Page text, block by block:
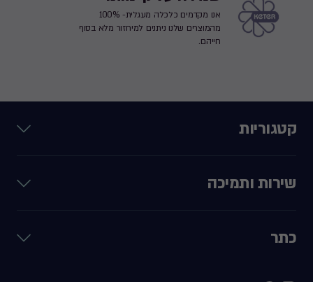
אנו מקדמים כלכלה מעגלית- 100%
מהמוצרים שלנו ניתנים למיחזור מלא בסוף
חייהם.
קטגוריות
שירות ותמיכה
כתר